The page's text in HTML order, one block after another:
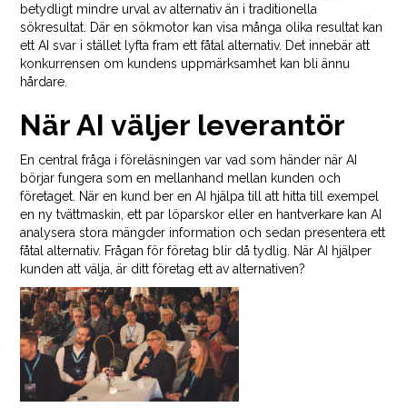
betydligt mindre urval av alternativ än i traditionella
sökresultat. Där en sökmotor kan visa många olika resultat kan
ett AI svar i stället lyfta fram ett fåtal alternativ. Det innebär att
konkurrensen om kundens uppmärksamhet kan bli ännu
hårdare.
När AI väljer leverantör
En central fråga i föreläsningen var vad som händer när AI
börjar fungera som en mellanhand mellan kunden och
företaget. När en kund ber en AI hjälpa till att hitta till exempel
en ny tvättmaskin, ett par löparskor eller en hantverkare kan AI
analysera stora mängder information och sedan presentera ett
fåtal alternativ. Frågan för företag blir då tydlig. När AI hjälper
kunden att välja, är ditt företag ett av alternativen?